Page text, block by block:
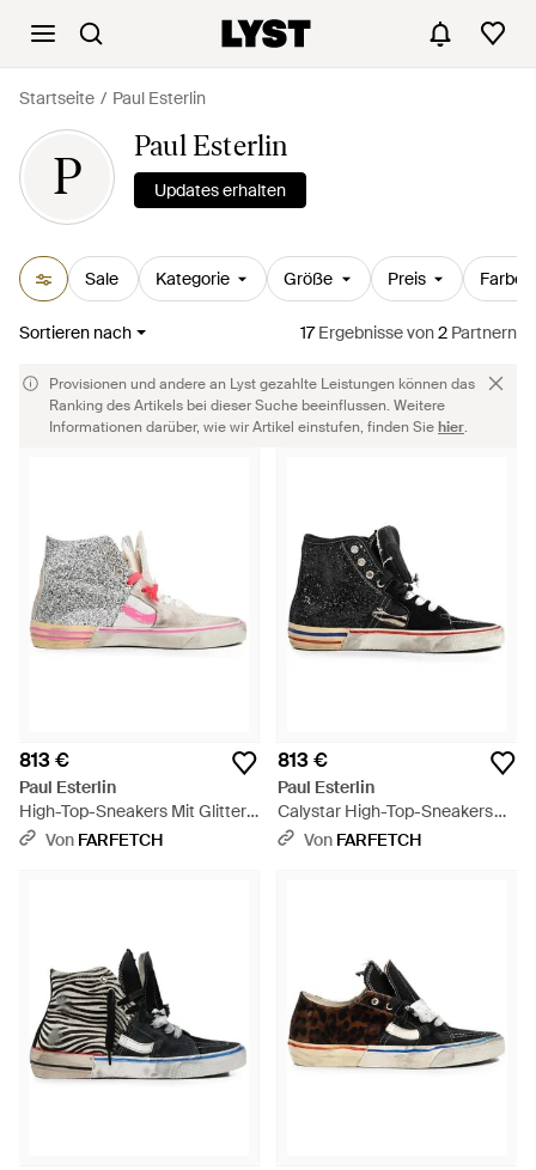
Startseite Paul Esterlin
P
Paul Esterlin
Updates erhalten
Sale Kategorie Größe Preis Farbe
Sortieren nach 17Ergebnissevon2 Partnern
Provisionen und andere an Lyst gezahlte Leistungen können das
Ranking des Artikels bei dieser Suche beeinflussen. Weitere
Informationen darüber, wie wir Artikel einstufen, finden Siehier.
813 €
Paul Esterlin
High-Top-Sneakers Mit Glitter-
Detail - Weiß
Von FARFETCH
813 €
Paul Esterlin
Calystar High-Top-Sneakers
Im Glitter-Look - Schwarz
Von FARFETCH